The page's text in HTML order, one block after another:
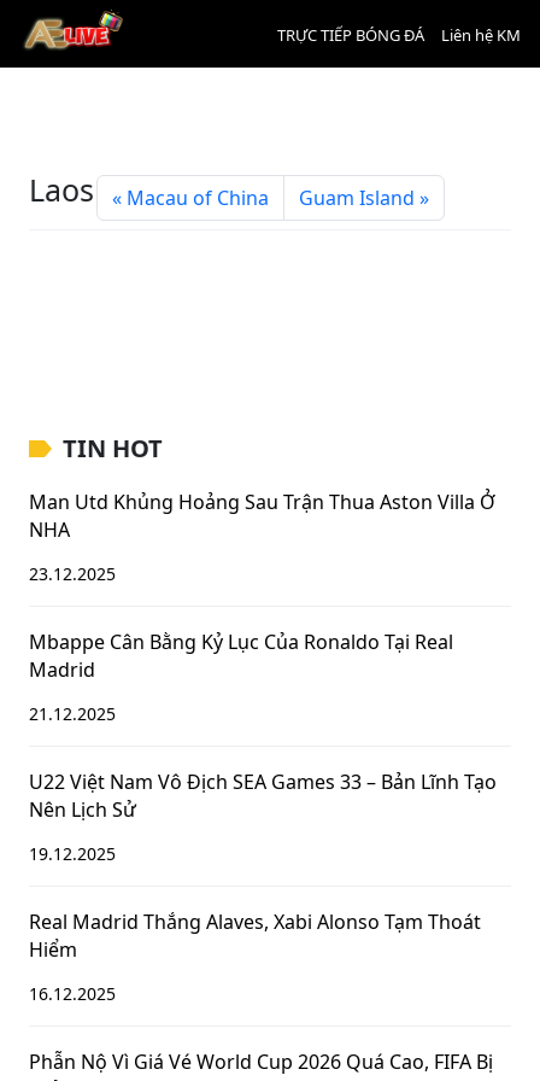
TRỰC TIẾP BÓNG ĐÁ Liên hệ KM
Laos Macau of China Guam Island
TIN HOT
Man Utd Khủng Hoảng Sau Trận Thua Aston Villa Ở
NHA
23.12.2025
Mbappe Cân Bằng Kỷ Lục Của Ronaldo Tại Real
Madrid
21.12.2025
U22 Việt Nam Vô Địch SEA Games 33 – Bản Lĩnh Tạo
Nên Lịch Sử
19.12.2025
Real Madrid Thắng Alaves, Xabi Alonso Tạm Thoát
Hiểm
16.12.2025
Phẫn Nộ Vì Giá Vé World Cup 2026 Quá Cao, FIFA Bị